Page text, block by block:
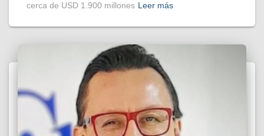
cerca de USD 1.900 millones Leer más